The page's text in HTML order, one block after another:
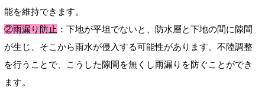
能を維持できます。
②雨漏り防止 ：下地が平坦でないと、防水層と下地の間に隙間
が生じ、そこから雨水が侵入する可能性があります。不陸調整
を行うことで、こうした隙間を無くし雨漏りを防ぐことができ
ます。